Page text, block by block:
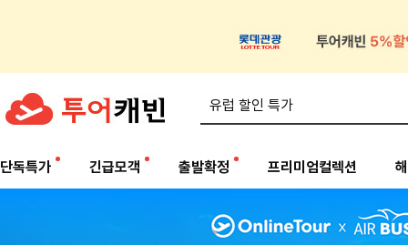
단독특가 긴급모객 출발확정 프리미엄컬렉션